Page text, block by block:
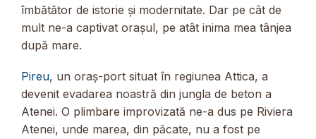
îmbătător de istorie și modernitate. Dar pe cât de
mult ne-a captivat orașul, pe atât inima mea tânjea
după mare.
Pireu, un oraș-port situat în regiunea Attica, a
devenit evadarea noastră din jungla de beton a
Atenei. O plimbare improvizată ne-a dus pe Riviera
Atenei, unde marea, din păcate, nu a fost pe